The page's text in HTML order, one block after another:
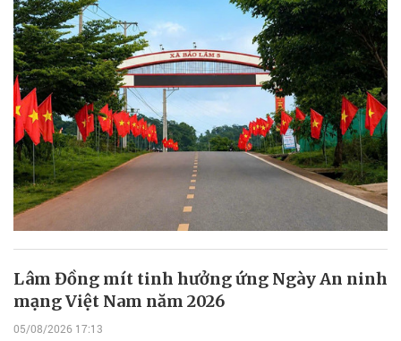
Lâm Đồng mít tinh hưởng ứng Ngày An ninh
mạng Việt Nam năm 2026
05/08/2026 17:13